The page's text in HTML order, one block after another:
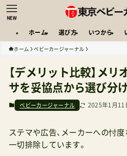
NEW
ホーム 選び方 いつから
ホーム ベビーカージャーナル
【デメリット比較】メ
サを妥協点から選び分
ベビーカージャーナル 2025年1月11
ステマや広告、メーカーへの忖
一切排除しています。